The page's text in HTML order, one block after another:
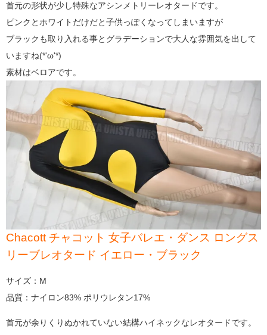
首元の形状が少し特殊なアシンメトリーレオタードです。
ピンクとホワイトだけだと子供っぽくなってしまいますが
ブラックも取り入れる事とグラデーションで大人な雰囲気を出して
いますね(*'ω'*)
素材はベロアです。
Chacott チャコット 女子バレエ・ダンス ロングス
リーブレオタード イエロー・ブラック
サイズ：M
品質：ナイロン83% ポリウレタン17%
首元が余りくりぬかれていない結構ハイネックなレオタードです。